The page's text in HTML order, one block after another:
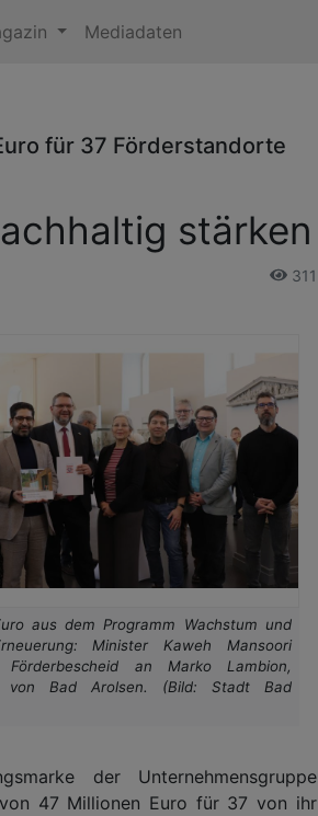
Mediadaten
für 37 Förderstandorte
stärken
311
aus dem Programm Wachstum und
Minister Kaweh Mansoori
an Marko Lambion,
von Bad Arolsen. (Bild: Stadt Bad
der Unternehmensgruppe
47 Millionen Euro für 37 von ihr